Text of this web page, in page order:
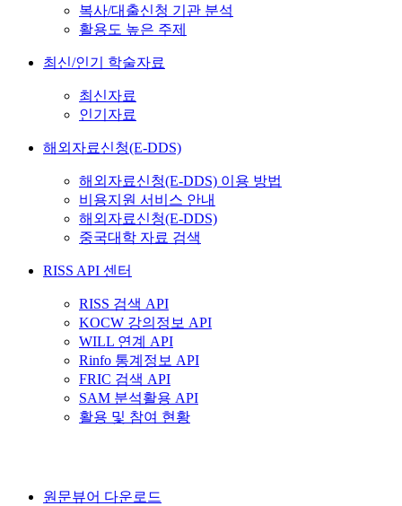
복사/대출신청 기관 분석
활용도 높은 주제
최신/인기 학술자료
최신자료
인기자료
해외자료신청(E-DDS)
해외자료신청(E-DDS) 이용 방법
비용지원 서비스 안내
해외자료신청(E-DDS)
중국대학 자료 검색
RISS API 센터
RISS 검색 API
KOCW 강의정보 API
WILL 연계 API
Rinfo 통계정보 API
FRIC 검색 API
SAM 분석활용 API
활용 및 참여 현황
원문뷰어 다운로드